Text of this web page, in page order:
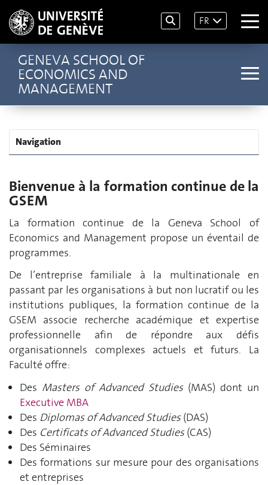
FR
GENEVA SCHOOL OF
ECONOMICS AND
MANAGEMENT
Navigation
Bienvenue à la formation continue de la
GSEM
La formation continue de la Geneva School of
Economics and Management propose un éventail de
programmes.
De l’entreprise familiale à la multinationale en
passant par les organisations à but non lucratif ou les
institutions publiques, la formation continue de la
GSEM associe recherche académique et expertise
professionnelle afin de répondre aux défis
organisationnels complexes actuels et futurs. La
Faculté offre:
Des Masters of Advanced Studies(MAS) dont un
Executive MBA
Des Diplomas of Advanced Studies(DAS)
Des Certificats of Advanced Studies(CAS)
Des Séminaires
Des formations sur mesure pour des organisations
et entreprises